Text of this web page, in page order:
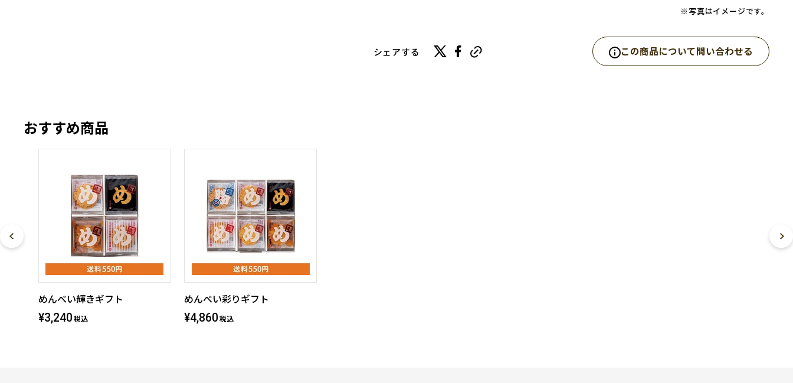
※写真はイメージです。
シェアする この商品について問い合わせる
おすすめ商品
めんべい輝きギフト
¥3,240 税込
めんべい彩りギフト
¥4,860 税込